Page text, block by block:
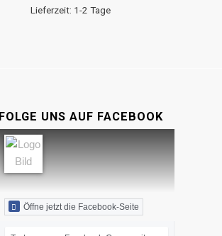
Lieferzeit: 1-2 Tage
FOLGE UNS AUF FACEBOOK
Öffne jetzt die Facebook-Seite